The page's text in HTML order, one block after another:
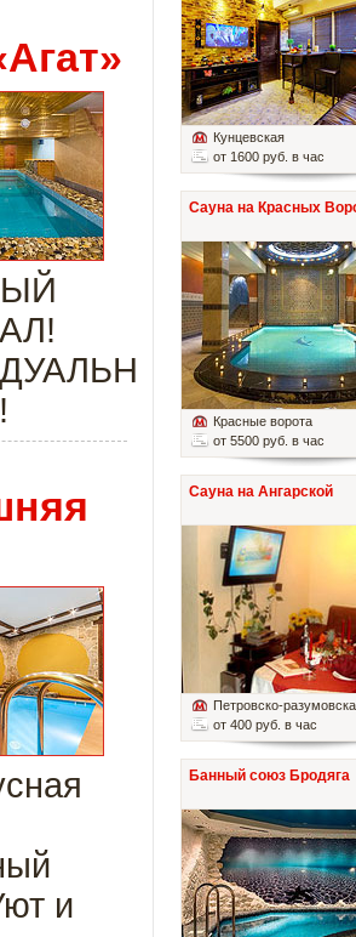
Кунцевская
от 1600 руб. в час
Сауна на Красных
Красные ворота
от 5500 руб. в час
Сауна на Ангарской
Петровско-
от 400 руб. в час
Банный союз Бродяга
и